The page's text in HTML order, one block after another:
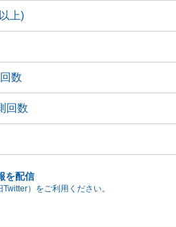
上)
数
回数
を配信
）をご利用ください。